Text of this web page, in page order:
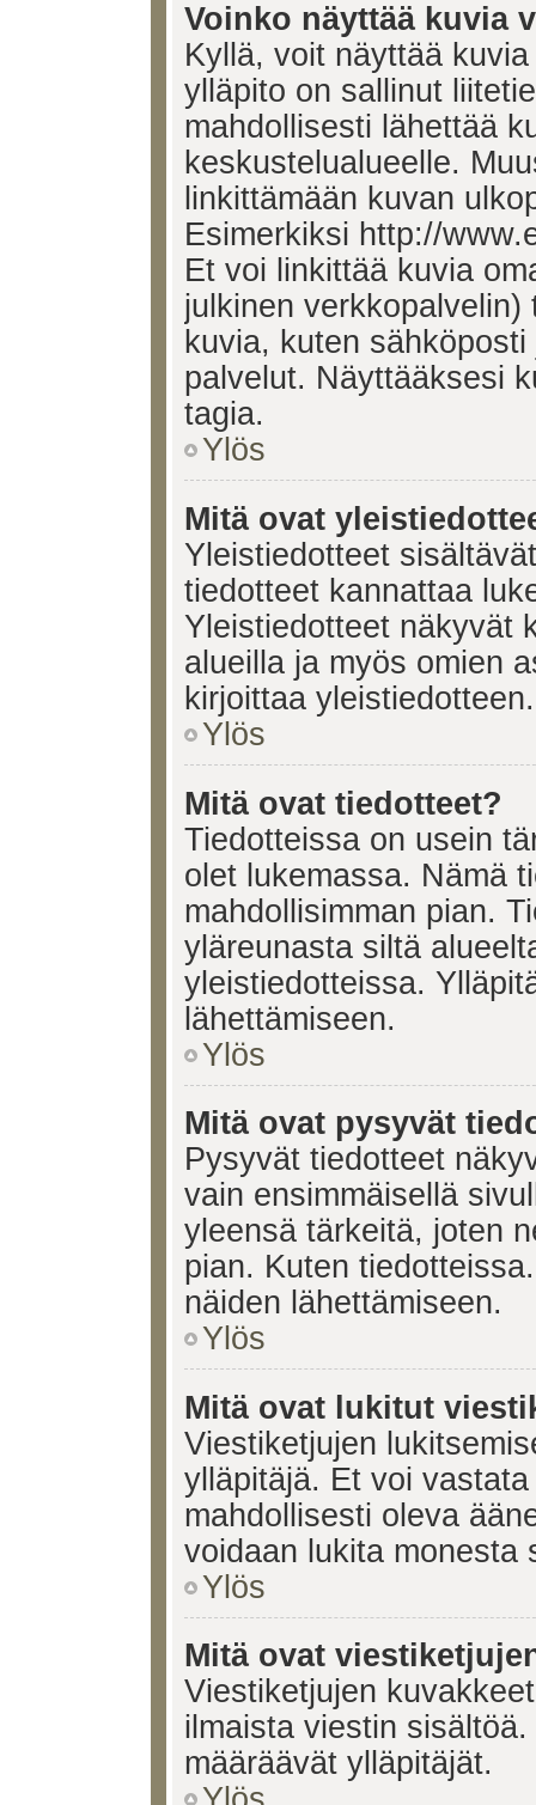
Voinko näyttää kuvia
Kyllä, voit näyttää
ylläpito on sallinut
mahdollisesti lähettää
keskustelualueelle.
linkittämään kuvan
Esimerkiksi http://
Et voi linkittää kuvia
julkinen
kuvia, kuten
palvelut. Näyttääksesi
tagia.
Ylös
Mitä ovat
Yleistiedotteet
tiedotteet kannattaa
Yleistiedotteet näkyvät
alueilla ja myös omien
kirjoittaa
Ylös
Mitä ovat tiedotteet?
Tiedotteissa on usein
olet lukemassa. Nämä
mahdollisimman pian.
yläreunasta siltä
yleistiedotteissa.
lähettämiseen.
Ylös
Mitä ovat pysyvät
Pysyvät tiedotteet
vain ensimmäisellä
yleensä tärkeitä, joten
pian. Kuten
näiden lähettämiseen.
Ylös
Mitä ovat lukitut
Viestiketjujen
ylläpitäjä. Et voi
mahdollisesti oleva
voidaan lukita monesta
Ylös
Mitä ovat
Viestiketjujen
ilmaista viestin
määräävät ylläpitäjät.